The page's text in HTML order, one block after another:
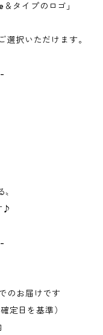
タイプのロゴ」
選択いただけます。
♪
のお届けです
定日を基準）